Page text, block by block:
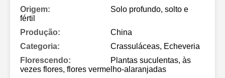
Origem:
Solo profundo, solto e
fértil
Produção:
China
Categoria:
Crassuláceas, Echeveria
Florescendo:
Plantas suculentas, às
vezes flores, flores vermelho-alaranjadas